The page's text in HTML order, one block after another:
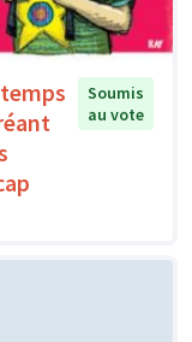
Soumis
au vote